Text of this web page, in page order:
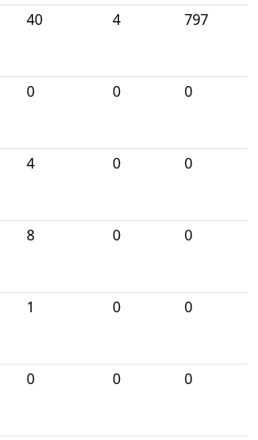
40 4 797
0 0 0
4 0 0
8 0 0
1 0 0
0 0 0